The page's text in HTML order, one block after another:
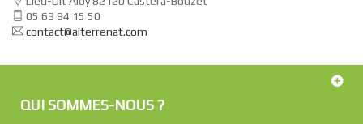
05 63 94 15 50
contact@alterrenat.com
QUI SOMMES-NOUS ?